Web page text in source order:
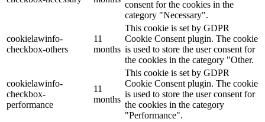
consent for the cookies in the
category "Necessary".
cookielawinfo-
checkbox-others
11
months
This cookie is set by GDPR
Cookie Consent plugin. The cookie
is used to store the user consent for
the cookies in the category "Other.
cookielawinfo-
checkbox-
performance
11
months
This cookie is set by GDPR
Cookie Consent plugin. The cookie
is used to store the user consent for
the cookies in the category
"Performance".